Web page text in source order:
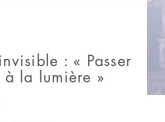
: « Passer
à la lumière »